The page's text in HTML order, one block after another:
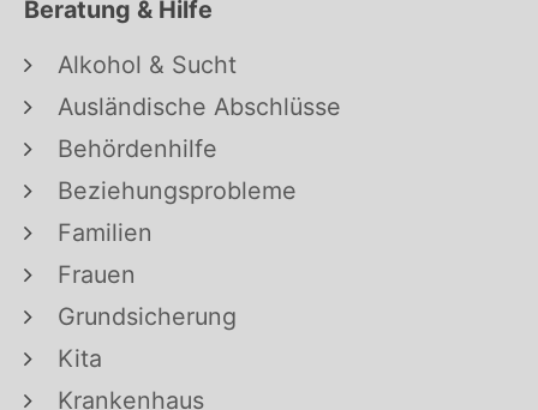
Beratung & Hilfe
Alkohol & Sucht
Ausländische Abschlüsse
Behördenhilfe
Beziehungsprobleme
Familien
Frauen
Grundsicherung
Kita
Krankenhaus